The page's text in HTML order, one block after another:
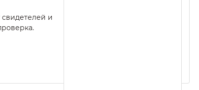
и